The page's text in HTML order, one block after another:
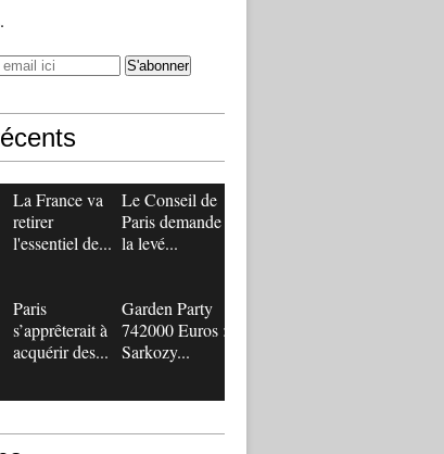
La France va
retirer
l'essentiel de...
Le Conseil de
Paris demande
la levé...
Paris
s’apprêterait à
acquérir des...
Garden Party
742000 Euros :
Sarkozy...